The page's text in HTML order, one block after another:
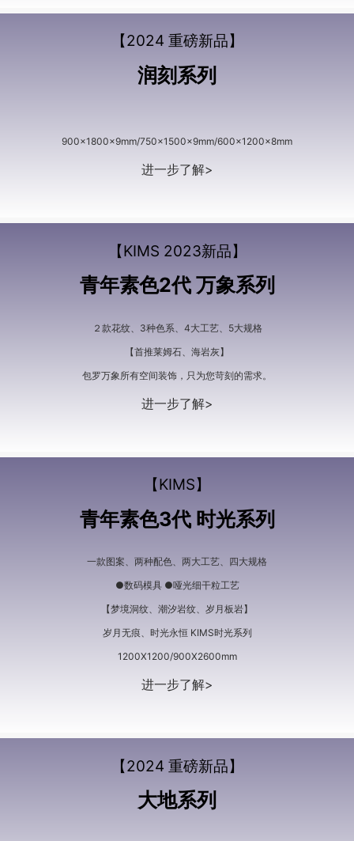
【2024 重磅新品】
润刻系列
900x1800x9mm/750x1500x9mm/600x1200x8mm
进一步了解>
【KIMS 2023新品】
青年素色2代 万象系列
２款花纹、3种色系、4大工艺、5大规格
【首推莱姆石、海岩灰】
包罗万象所有空间装饰，只为您苛刻的需求。
进一步了解>
【KIMS】
青年素色3代 时光系列
一款图案、两种配色、两大工艺、四大规格
●数码模具 ●哑光细干粒工艺
【梦境洞纹、潮汐岩纹、岁月板岩】
岁月无痕、时光永恒 KIMS时光系列
1200X1200/900X2600mm
进一步了解>
【2024 重磅新品】
大地系列